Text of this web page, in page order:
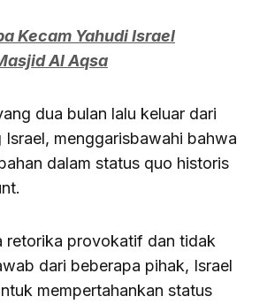
Kecam Yahudi Israel
Al Aqsa
dua bulan lalu keluar dari
Israel, menggarisbawahi bahwa
dalam status quo historis
retorika provokatif dan tidak
dari beberapa pihak, Israel
mempertahankan status